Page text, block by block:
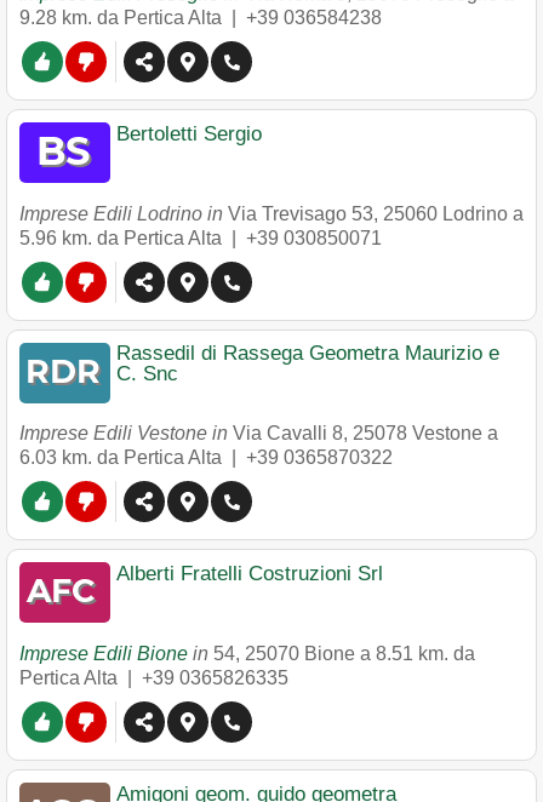
9.28 km. da Pertica Alta | +39 036584238
Bertoletti Sergio
Imprese Edili Lodrino in Via Trevisago 53, 25060 Lodrino a
5.96 km. da Pertica Alta | +39 030850071
Rassedil di Rassega Geometra Maurizio e
C. Snc
Imprese Edili Vestone in Via Cavalli 8, 25078 Vestone a
6.03 km. da Pertica Alta | +39 0365870322
Alberti Fratelli Costruzioni Srl
Imprese Edili Bione in 54, 25070 Bione a 8.51 km. da
Pertica Alta | +39 0365826335
Amigoni geom. guido geometra